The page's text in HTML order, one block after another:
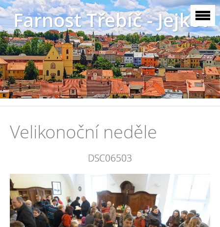
Farnost Třebíč - Jejkov
Velikonoční neděle
DSC06503